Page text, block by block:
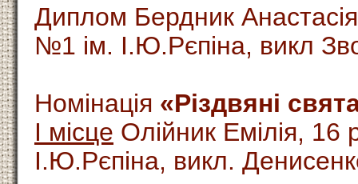
Диплом Бердник
№1 ім. І.Ю.Рєпіна, викл
Номінація «Різдвяні
І місце Олійник Емілія,
І.Ю.Рєпіна, викл.